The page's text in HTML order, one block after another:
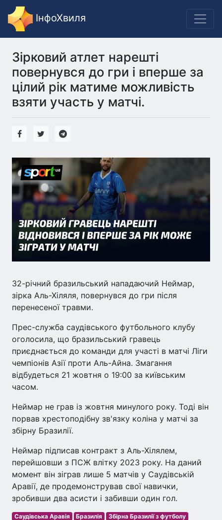
ІнфоХвиля
Зірковий атлет нарешті
повернувся до гри і вперше за
цілий рік матиме можливість
взяти участь у матчі.
32-річний бразильський нападаючий Неймар,
зірка Аль-Хіляля, повернувся до гри після
перенесеної травми.
Прес-служба саудівського футбольного клубу
оголосила, що бразильський гравець
приєднається до команди для участі в матчі Ліги
чемпіонів Азії проти Аль-Айна. Змагання
відбудеться 21 жовтня о 19:00 за київським
часом.
Неймар не грав із жовтня минулого року. Тоді він
порвав хрестоподібну зв'язку коліна у матчі за
збірну Бразилії.
Неймар підписав контракт з Аль-Хілялем,
перейшовши з ПСЖ влітку 2023 року. На даний
момент він зіграв лише 5 матчів у Саудівській
Аравії, де продемонстрував свої навички,
зробивши два асисти і забивши один гол.
Саудівська Аравія Бразилія
Збірна Бразилії з футболу